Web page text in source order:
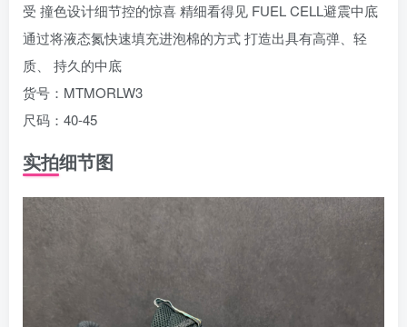
受 撞色设计细节控的惊喜 精细看得见 FUEL CELL避震中底
通过将液态氮快速填充进泡棉的方式 打造出具有高弹、轻
质、 持久的中底
货号：MTMORLW3
尺码：40-45
实拍细节图